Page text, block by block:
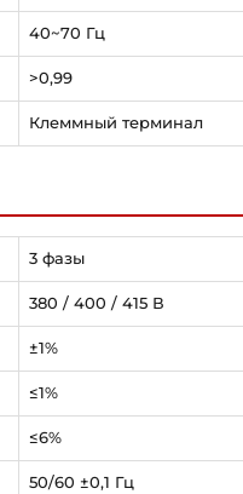
40~70 Гц
>0,99
Клеммный терминал
3 фазы
380 / 400 / 415 В
±1%
≤1%
≤6%
50/60 ±0,1 Гц